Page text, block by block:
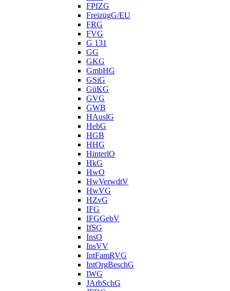
FPfZG
FreizügG/EU
FRG
FVG
G 131
GG
GKG
GmbHG
GSiG
GüKG
GVG
GWB
HAuslG
HebG
HGB
HHG
HinterlO
HkG
HwO
HwVerwdtV
HwVG
HZvG
IFG
IFGGebV
IfSG
InsO
InsVV
IntFamRVG
IntOrgBeschG
IWG
JArbSchG